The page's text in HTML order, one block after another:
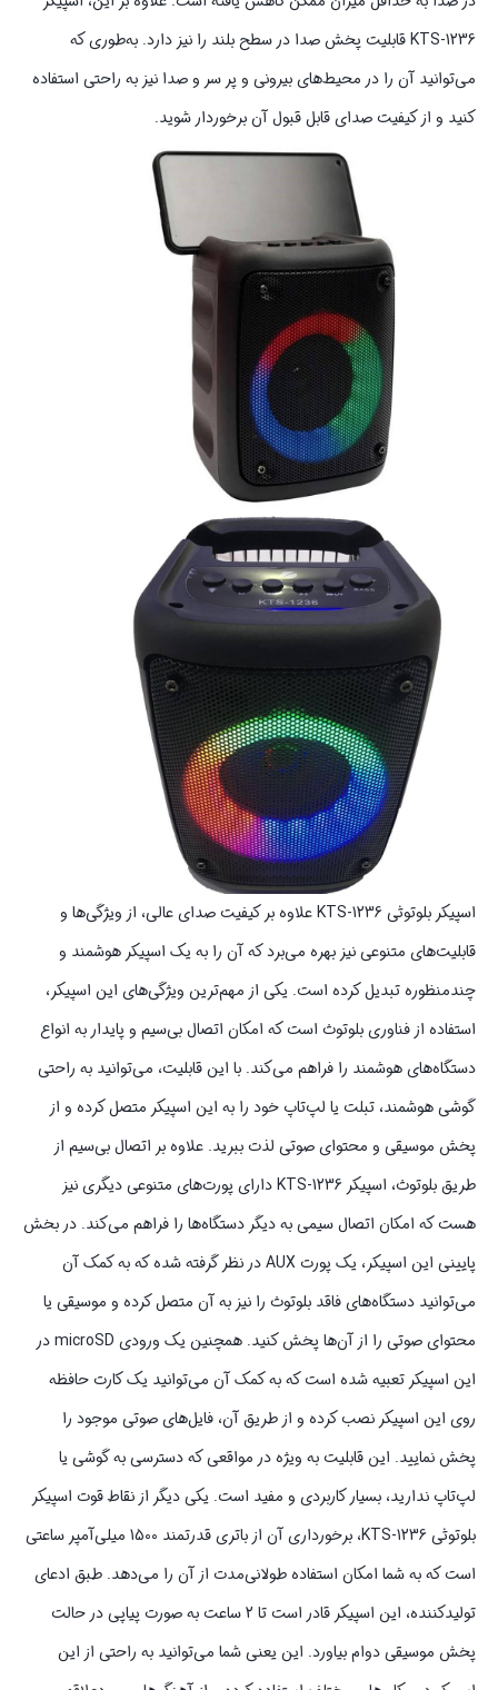
KTS-1236 قابلیت پخش صدا در سطح بلند را نیز دارد. به‌طوری که
می‌توانید آن را در محیط‌های بیرونی و پر سر و صدا نیز به راحتی استفاده
کنید و از کیفیت صدای قابل قبول آن برخوردار شوید.
اسپیکر بلوتوثی KTS-1236 علاوه بر کیفیت صدای عالی، از ویژگی‌ها و
قابلیت‌های متنوعی نیز بهره می‌برد که آن را به یک اسپیکر هوشمند و
چندمنظوره تبدیل کرده است. یکی از مهم‌ترین ویژگی‌های این اسپیکر،
استفاده از فناوری بلوتوث است که امکان اتصال بی‌سیم و پایدار به انواع
دستگاه‌های هوشمند را فراهم می‌کند. با این قابلیت، می‌توانید به راحتی
گوشی هوشمند، تبلت‌ یا لپ‌تاپ خود را به این اسپیکر متصل کرده و از
پخش موسیقی و محتوای صوتی لذت ببرید. علاوه بر اتصال بی‌سیم از
طریق بلوتوث، اسپیکر KTS-1236 دارای پورت‌های متنوعی دیگری نیز
هست که امکان اتصال سیمی به دیگر دستگاه‌ها را فراهم می‌کند. در بخش
پایینی این اسپیکر، یک پورت AUX در نظر گرفته شده که به کمک آن
می‌توانید دستگاه‌های فاقد بلوتوث را نیز به آن متصل کرده و موسیقی یا
محتوای صوتی را از آن‌ها پخش کنید. همچنین یک ورودی microSD در
این اسپیکر تعبیه شده است که به کمک آن می‌توانید یک کارت حافظه
روی این اسپیکر نصب کرده و از طریق آن، فایل‌های صوتی موجود را
پخش نمایید. این قابلیت به ویژه در مواقعی که دسترسی به گوشی یا
لپ‌تاپ ندارید، بسیار کاربردی و مفید است. یکی دیگر از نقاط قوت اسپیکر
بلوتوثی KTS-1236، برخورداری آن از باتری قدرتمند 1500 میلی‌آمپر ساعتی
است که به شما امکان استفاده طولانی‌مدت از آن را می‌دهد. طبق ادعای
تولیدکننده، این اسپیکر قادر است تا 2 ساعت به صورت پیاپی در حالت
پخش موسیقی دوام بیاورد. این یعنی شما می‌توانید به راحتی از این